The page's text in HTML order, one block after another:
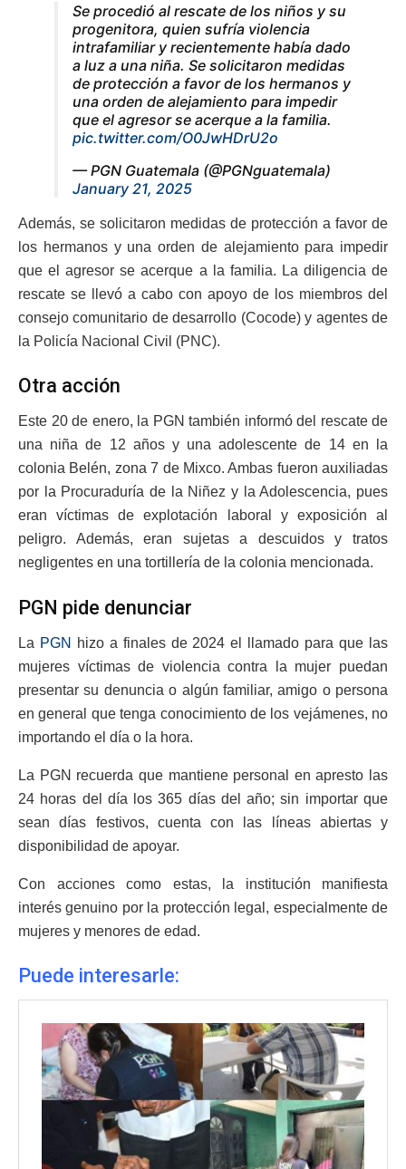
Se procedió al rescate de los niños y su
progenitora, quien sufría violencia
intrafamiliar y recientemente había dado
a luz a una niña. Se solicitaron medidas
de protección a favor de los hermanos y
una orden de alejamiento para impedir
que el agresor se acerque a la familia.
pic.twitter.com/O0JwHDrU2o
— PGN Guatemala (@PGNguatemala)
January 21, 2025
Además, se solicitaron medidas de protección a favor de
los hermanos y una orden de alejamiento para impedir
que el agresor se acerque a la familia. La diligencia de
rescate se llevó a cabo con apoyo de los miembros del
consejo comunitario de desarrollo (Cocode) y agentes de
la Policía Nacional Civil (PNC).
Otra acción
Este 20 de enero, la PGN también informó del rescate de
una niña de 12 años y una adolescente de 14 en la
colonia Belén, zona 7 de Mixco. Ambas fueron auxiliadas
por la Procuraduría de la Niñez y la Adolescencia, pues
eran víctimas de explotación laboral y exposición al
peligro. Además, eran sujetas a descuidos y tratos
negligentes en una tortillería de la colonia mencionada.
PGN pide denunciar
La PGN
hizo a finales de 2024 el llamado para que las
mujeres víctimas de violencia contra la mujer puedan
presentar su denuncia o algún familiar, amigo o persona
en general que tenga conocimiento de los vejámenes, no
importando el día o la hora.
La PGN recuerda que mantiene personal en apresto las
24 horas del día los 365 días del año; sin importar que
sean días festivos, cuenta con las líneas abiertas y
disponibilidad de apoyar.
Con acciones como estas, la institución manifiesta
interés genuino por la protección legal, especialmente de
mujeres y menores de edad.
Puede interesarle: